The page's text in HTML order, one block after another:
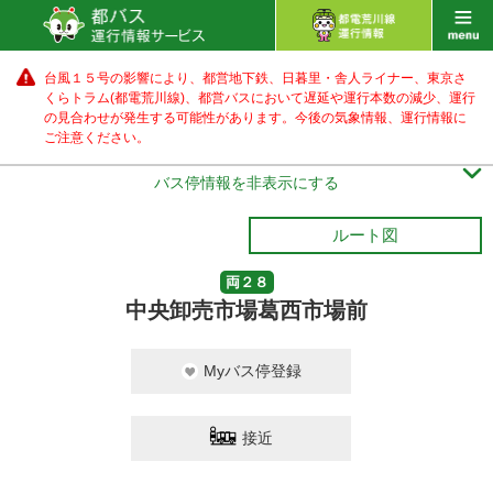
台風１５号の影響により、都営地下鉄、日暮里・舎人ライナー、東京さ
くらトラム(都電荒川線)、都営バスにおいて遅延や運行本数の減少、運行
の見合わせが発生する可能性があります。 今後の気象情報、運行情報に
ご注意ください。
バス停情報を非表示にする 
ルート図
両２８
中央卸売市場葛西市場前
Myバス停登録
接近